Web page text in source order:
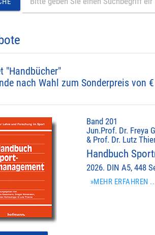
"Handbücher"
nach Wahl zum Sonderpreis von
Band 201
Jun.Prof. Dr. Freya
& Prof. Dr. Lutz
Handbuch
2026. DIN A5, 448
»MEHR ERFAHREN